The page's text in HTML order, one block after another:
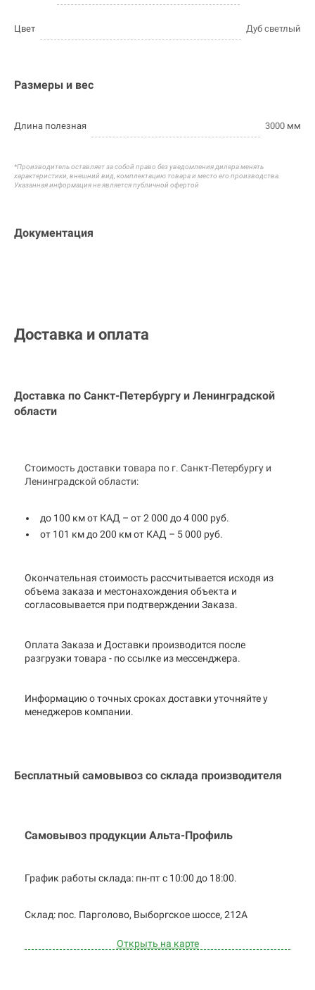
Цвет Дуб светлый
Размеры и вес
Длина полезная 3000 мм
*Производитель оставляет за собой право без уведомления дилера менять
характеристики, внешний вид, комплектацию товара и место его производства.
Указанная информация не является публичной офертой
Документация
Доставка и оплата
Доставка по Санкт-Петербургу и Ленинградской
области
Стоимость доставки товара по г. Санкт-Петербургу и
Ленинградской области:
до 100 км от КАД – от 2 000 до 4 000 руб.
от 101 км до 200 км от КАД – 5 000 руб.
Окончательная стоимость рассчитывается исходя из
объема заказа и местонахождения объекта и
согласовывается при подтверждении Заказа.
Оплата Заказа и Доставки производится после
разгрузки товара - по ссылке из мессенджера.
Информацию о точных сроках доставки уточняйте у
менеджеров компании.
Бесплатный самовывоз со склада производителя
Самовывоз продукции Альта-Профиль
График работы склада: пн-пт с 10:00 до 18:00.
Cклад: пос. Парголово, Выборгское шоссе, 212А
Открыть на карте